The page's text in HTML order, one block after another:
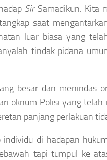
SirSamadikun. Kita
saat
luar biasa yang
tindak pidana
besar dan menindas
oknum Polisi yang
panjang perlakuan
di hadapan
tapi tumpul ke